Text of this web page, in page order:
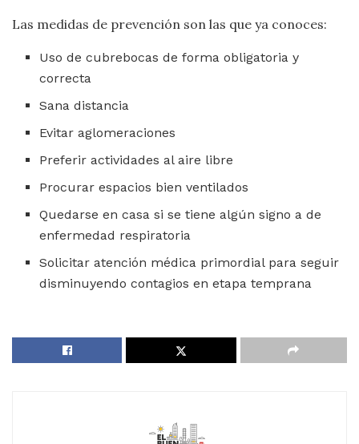
Las medidas de prevención son las que ya conoces:
Uso de cubrebocas de forma obligatoria y
correcta
Sana distancia
Evitar aglomeraciones
Preferir actividades al aire libre
Procurar espacios bien ventilados
Quedarse en casa si se tiene algún signo a de
enfermedad respiratoria
Solicitar atención médica primordial para seguir
disminuyendo contagios en etapa temprana